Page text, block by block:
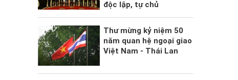
độc lập, tự chủ
Thư mừng kỷ niệm 50
năm quan hệ ngoại giao
Việt Nam - Thái Lan